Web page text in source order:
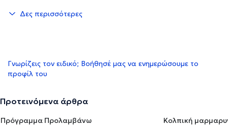
Δες περισσότερες
Γνωρίζεις τον ειδικό; Βοήθησέ μας να ενημερώσουμε το
προφίλ του
Προτεινόμενα άρθρα
Πρόγραμμα Προλαμβάνω
Κολπική